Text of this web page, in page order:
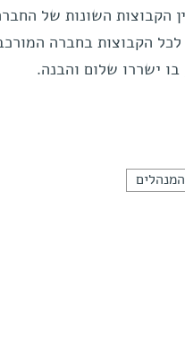
הקבוצות השונות של
הקבוצות בחברה
בו ישררו שלום והבנה.